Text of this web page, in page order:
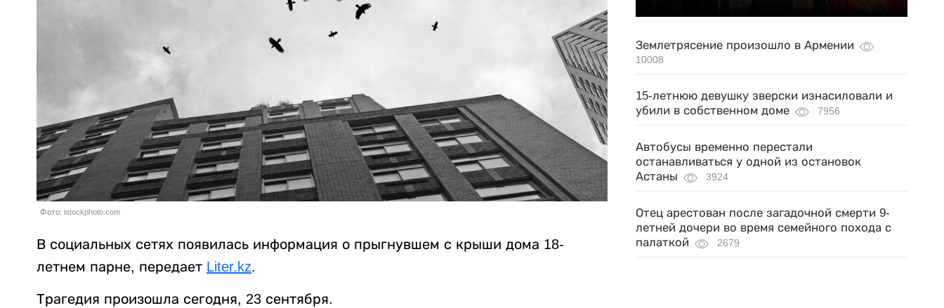
Фото: istockphoto.com
В социальных сетях появилась информация о прыгнувшем с крыши дома 18-
летнем парне, передает Liter.kz.
Трагедия произошла сегодня, 23 сентября.
Землетрясение произошло в Армении
10008
15-летнюю девушку зверски изнасиловали и
убили в собственном доме
7956
Автобусы временно перестали
останавливаться у одной из остановок
Астаны
3924
Отец арестован после загадочной смерти 9-
летней дочери во время семейного похода с
палаткой
2679